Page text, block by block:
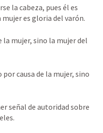
la cabeza, pues él es
es gloria del varón.
la mujer, sino la mujer del
causa de la mujer, sino
señal de autoridad sobre